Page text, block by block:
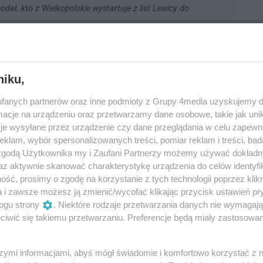
kto z Wielkopolskie wystartuje z list Lewicy do
eurowyborach wystartuje z numerem 1 z listy
wyborczego nr 7 uzupełnią także: Dawid
Górski, Agnieszka Grzechowiak, Tomasz Kusior,
i Damian Konieczek.
liczy przynajmniej na jeden mandat.
warto iść na wybory do Europarlamentu.
do niektórych innych krajów Europy, żadnemu
nie jest odgórnie przypisana liczba mandatów do
do danego okręgu zależy od frekwencji
- im wyższa, tym więcej mandatów do podziału.
partnerów oraz inne podmioty z Grupy 4media uzyskujemy
na urządzeniu oraz przetwarzamy dane osobowe, takie jak
wysyłane przez urządzenie czy dane przeglądania w celu
wybór spersonalizowanych treści, pomiar reklam i treści,
Użytkownika my i Zaufani Partnerzy możemy używać
aktywnie skanować charakterystykę urządzenia do celów
prosimy o zgodę na korzystanie z tych technologii poprzez
i zawsze możesz ją zmienić/wycofać klikając przycisk ustawień
strony
. Niektóre rodzaje przetwarzania danych nie
się takiemu przetwarzaniu. Preferencje będą miały
informacjami, abyś mógł świadomie i komfortowo korzystać z